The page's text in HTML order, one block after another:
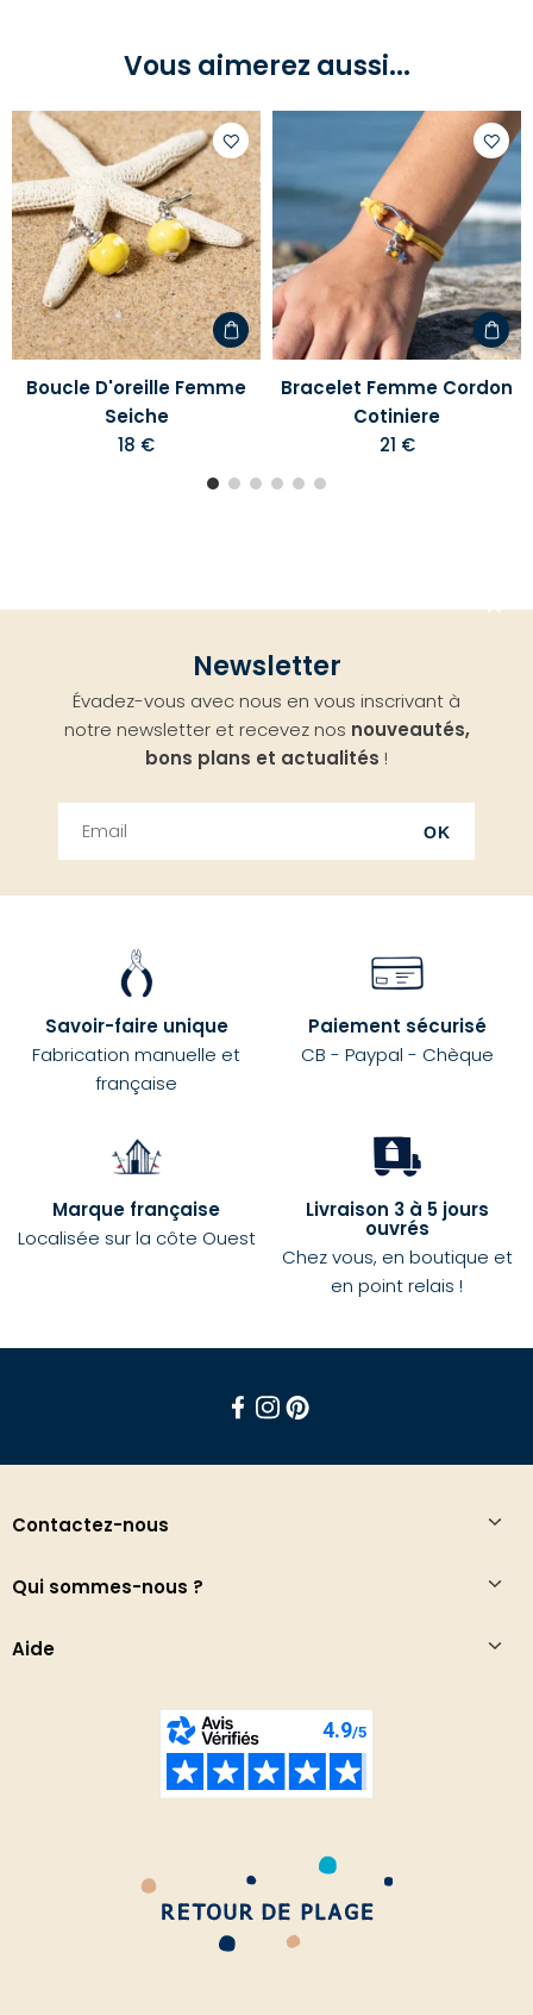
Vous aimerez aussi...
Ajouter
à
votre
liste
d'envies
Boucle D'oreille Femme
Seiche
18 €
à
votre
liste
Bracelet Femme Cordon
Cotiniere
21 €
Newsletter
Évadez-vous avec nous en vous inscrivant à
notre newsletter et recevez nos nouveautés,
bons plans et actualités !
OK
Savoir-faire unique
Fabrication manuelle et
française
Paiement sécurisé
CB - Paypal - Chèque
Marque française
Localisée sur la côte Ouest
Livraison 3 à 5 jours
ouvrés
Chez vous, en boutique et
en point relais !
Contactez-nous
Qui sommes-nous ?
Aide